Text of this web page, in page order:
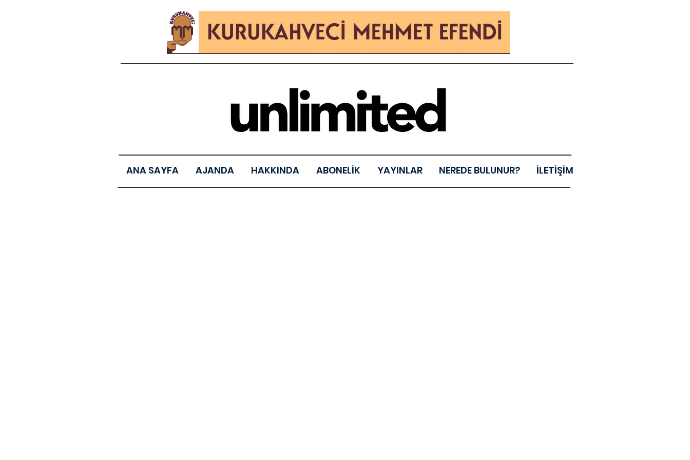
ANA SAYFA AJANDA HAKKINDA ABONELİK YAYINLAR NEREDE BULUNUR? İLETİŞİM